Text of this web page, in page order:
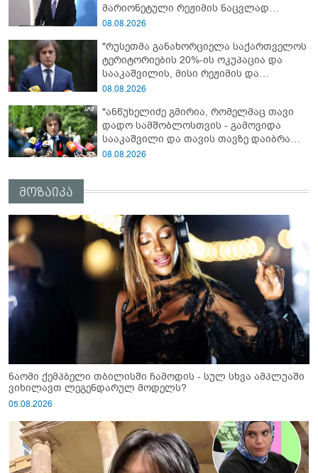
მარიონეტული რეჟიმის ნაცვლად
„ქართული ოცნების“ მსგავსი
2008 წლის ომი თუ არ იქნებოდა, დიდი
ალბათობით, არც უკრაინის ომი
იქნებოდა"
08.08.2026
"რუსეთმა განახორციელა საქართველოს
ტერიტორიების 20%-ის ოკუპაცია და
სააკაშვილის, მისი რეჟიმის და
„ნაცმოძრაობის“ ღალატი ვერანაირად
დანაშაული ჩვენი სახელმწიფოს წინაშე"
08.08.2026
"ანწუხელიძე გმირია, რომელმაც თავი
დადო სამშობლოსთვის - გამოვიდა
სააკაშვილი და თავის თავზე დაიბრალა
ანწუხელიძის გმირობა, სამარცხვინო
ამგვარს სთხოვდნენ მას"
08.08.2026
მოზაიკა
ნაომი ქემპბელი თბილისში ჩამოდის - სულ სხვა ამპლუაში
ვიხილავთ ლეგენდარულ მოდელს?
05.08.2026